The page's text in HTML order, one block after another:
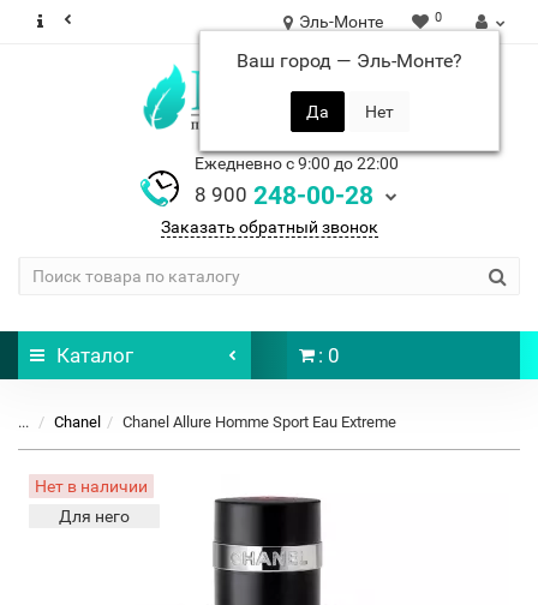
Эль-Монте
Ваш город — Эль-Монте?
0
Ежедневно с 9:00 до 22:00
8 900 248-00-28
Заказать обратный звонок
Каталог : 0
... Chanel Chanel Allure Homme Sport Eau Extreme
Нет в наличии
Для него